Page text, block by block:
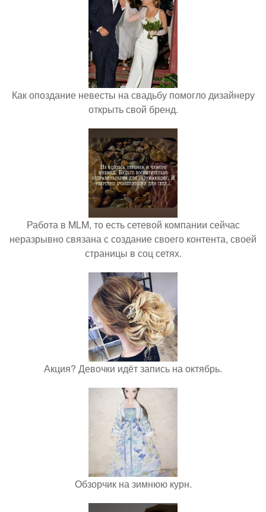
Как опоздание невесты на свадьбу помогло дизайнеру
открыть свой бренд.
Работа в MLM, то есть сетевой компании сейчас
неразрывно связана с создание своего контента, своей
страницы в соц сетях.
Акция? Девочки идёт запись на октябрь.
Обзорчик на зимнюю курн.